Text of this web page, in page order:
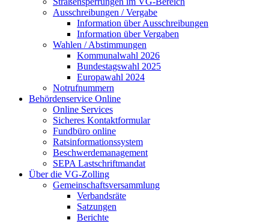
Ausschreibungen / Vergabe
Information über Ausschreibungen
Information über Vergaben
Wahlen / Abstimmungen
Kommunalwahl 2026
Bundestagswahl 2025
Europawahl 2024
Notrufnummern
Behördenservice Online
Online Services
Sicheres Kontaktformular
Fundbüro online
Ratsinformationssystem
Beschwerdemanagement
SEPA Lastschriftmandat
Über die VG-Zolling
Gemeinschaftsversammlung
Verbandsräte
Satzungen
Berichte